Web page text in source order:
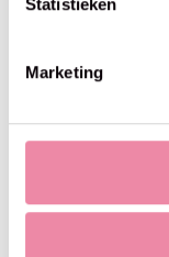
Marketing
Softy Mega - Alize -